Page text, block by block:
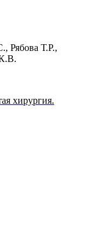
, Рябова Т.Р.,
хирургия.